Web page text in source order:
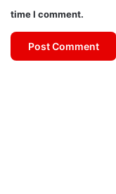
time I comment.